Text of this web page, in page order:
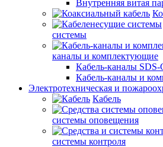
Внутренняя витая
системы
каналы и комплектующие
Кабель-каналы
Кабель-каналы и
Электротехническая и
Кабель
системы оповещения
системы контроля